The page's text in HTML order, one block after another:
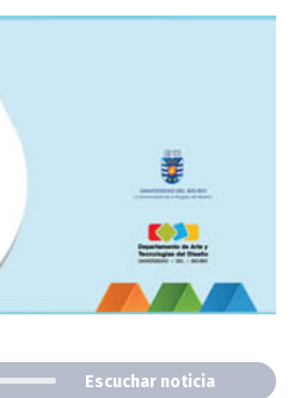
Escuchar noticia